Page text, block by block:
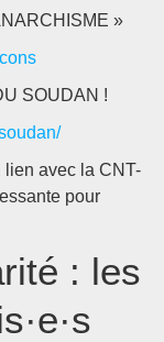
»
SOUDAN !
lien avec la CNT-
pour
: les